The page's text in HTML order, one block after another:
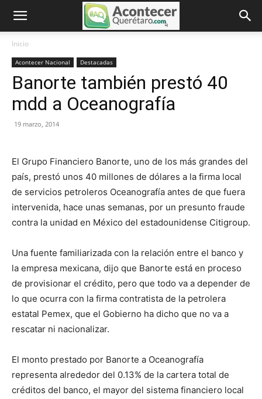
Inicio
Acontecer Nacional Destacadas
Banorte también prestó 40
mdd a Oceanografía
19 marzo, 2014
El Grupo Financiero Banorte, uno de los más grandes del
país, prestó unos 40 millones de dólares a la firma local
de servicios petroleros Oceanografía antes de que fuera
intervenida, hace unas semanas, por un presunto fraude
contra la unidad en México del estadounidense Citigroup.
Una fuente familiarizada con la relación entre el banco y
la empresa mexicana, dijo que Banorte está en proceso
de provisionar el crédito, pero que todo va a depender de
lo que ocurra con la firma contratista de la petrolera
estatal Pemex, que el Gobierno ha dicho que no va a
rescatar ni nacionalizar.
El monto prestado por Banorte a Oceanografía
representa alrededor del 0.13% de la cartera total de
créditos del banco, el mayor del sistema financiero local